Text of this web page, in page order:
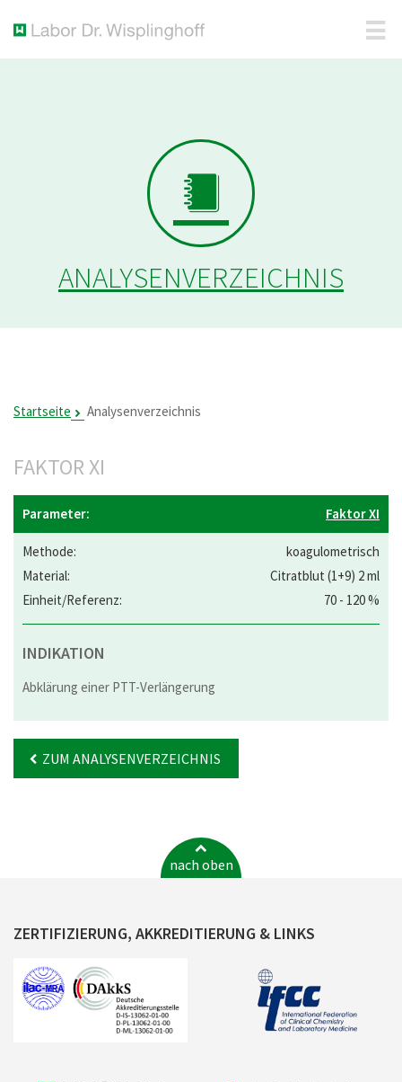
ANALYSENVERZEICHNIS
Startseite Analysenverzeichnis
FAKTOR XI
Faktor XI
koagulometrisch
Citratblut (1+9) 2 ml
70 - 120 %
INDIKATION
Abklärung einer PTT-Verlängerung
ZUM ANALYSENVERZEICHNIS
nach oben
ZERTIFIZIERUNG, AKKREDITIERUNG & LINKS